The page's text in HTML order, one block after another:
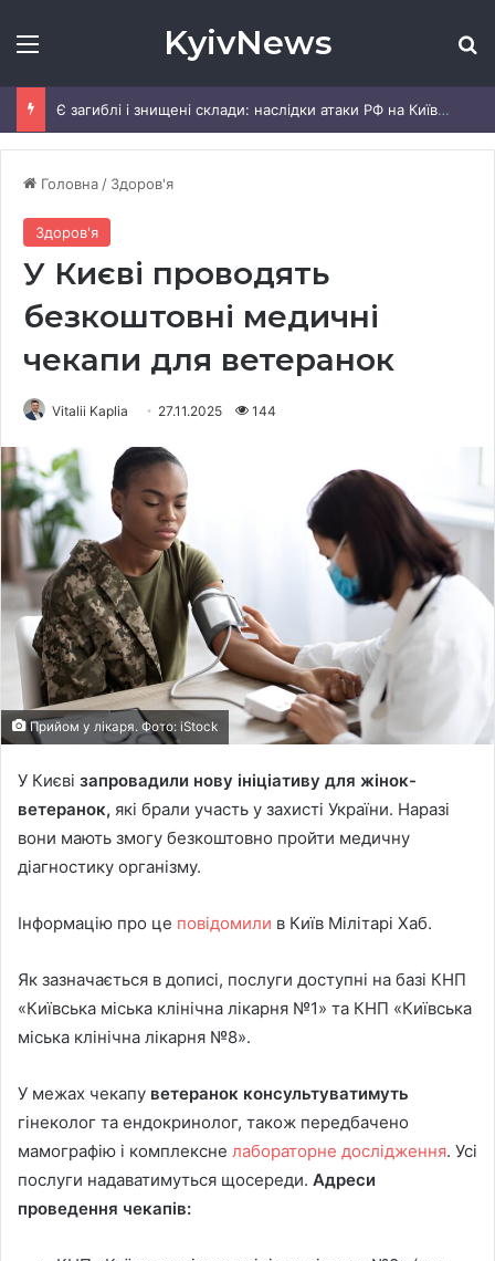
Меню KyivNews
Є загиблі і знищені склади: наслідки атаки РФ на Київщину
Головна / Здоров'я
Здоров'я
У Києві проводять
безкоштовні медичні
чекапи для ветеранок
Vitalii Kaplia 27.11.2025 144
Прийом у лікаря. Фото: iStock
У Києві запровадили нову ініціативу для жінок-
ветеранок, які брали участь у захисті України. Наразі
вони мають змогу безкоштовно пройти медичну
діагностику організму.
Інформацію про це повідомили в Київ Мілітарі Хаб.
Як зазначається в дописі, послуги доступні на базі КНП
«Київська міська клінічна лікарня №1» та КНП «Київська
міська клінічна лікарня №8».
У межах чекапу ветеранок консультуватимуть
гінеколог та ендокринолог, також передбачено
мамографію і комплексне лабораторне дослідження. Усі
послуги надаватимуться щосереди. Адреси
проведення чекапів: